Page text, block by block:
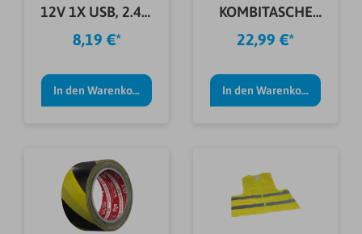
12V 1X USB, 2.4A,
SCHWARZ
8,19 €*
In den Warenkorb
KOMBITASCHE
MINI-
EUROWARNDR.
22,99 €*
In den Warenkorb